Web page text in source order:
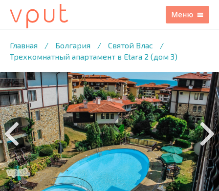
Главная / Болгария / Святой Влас
/
Трехкомнатный апартамент в Etara 2 (дом 3)
/22 ФОТО